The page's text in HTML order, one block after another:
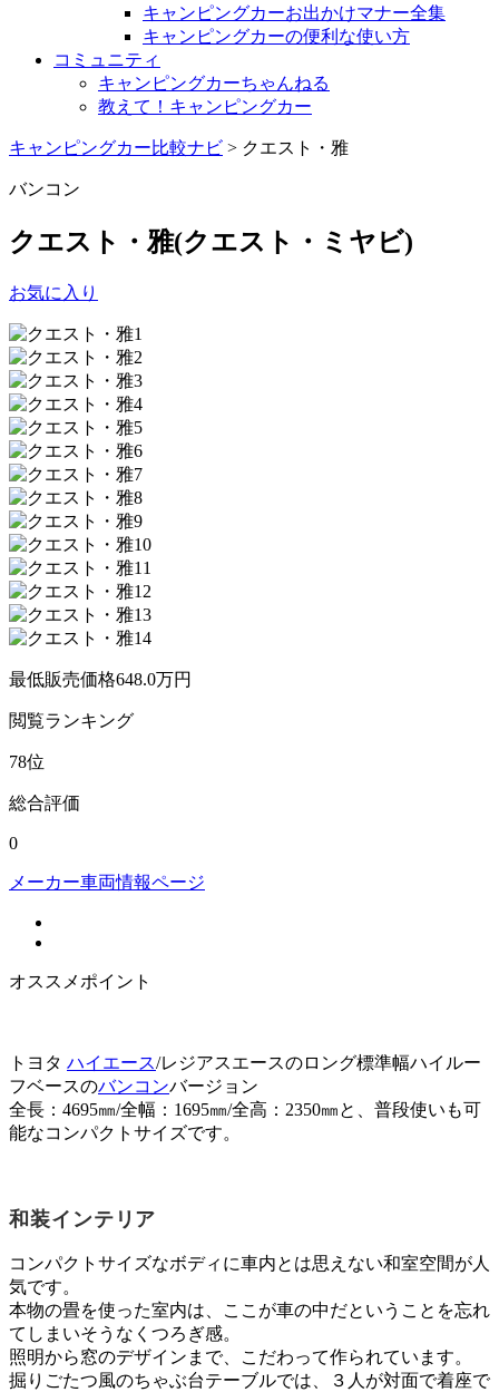
キャンピングカーお出かけマナー全集
キャンピングカーの便利な使い方
コミュニティ
キャンピングカーちゃんねる
教えて！キャンピングカー
キャンピングカー比較ナビ > クエスト・雅
バンコン
クエスト・雅(クエスト・ミヤビ)
お気に入り
最低販売価格648.0万円
閲覧ランキング
78位
総合評価
0
メーカー車両情報ページ
オススメポイント
トヨタ ハイエース/レジアスエースのロング標準幅ハイルー
フベースのバンコンバージョン
全長：4695㎜/全幅：1695㎜/全高：2350㎜と、普段使いも可
能なコンパクトサイズです。
和装インテリア
コンパクトサイズなボディに車内とは思えない和室空間が人
気です。
本物の畳を使った室内は、ここが車の中だということを忘れ
てしまいそうなくつろぎ感。
照明から窓のデザインまで、こだわって作られています。
掘りごたつ風のちゃぶ台テーブルでは、３人が対面で着座で